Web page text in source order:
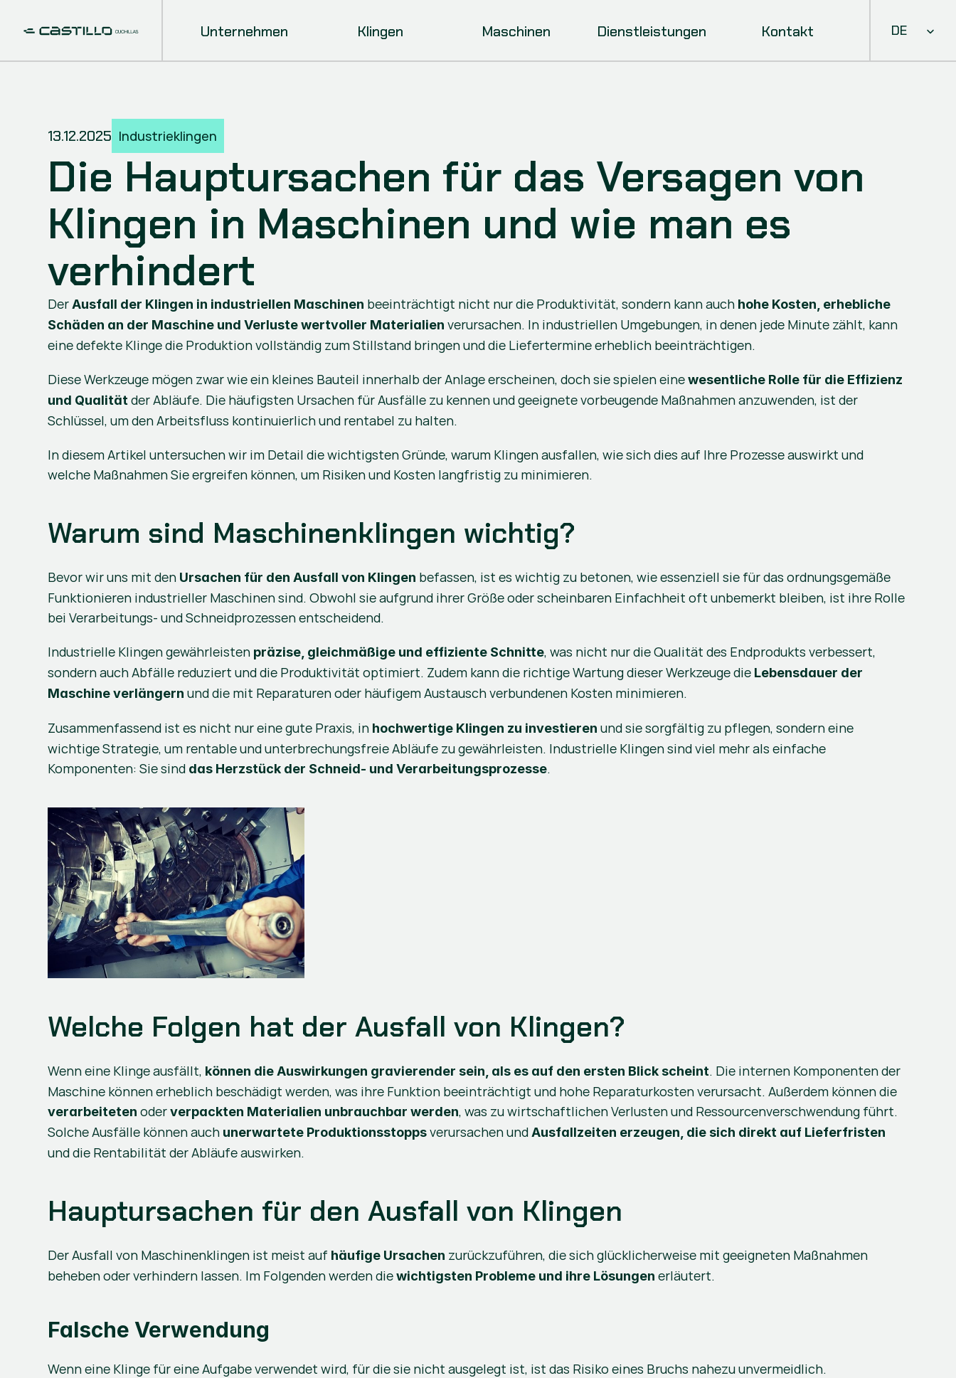
Unternehmen Klingen Maschinen Dienstleistungen Kontakt Select
DE
13.12.2025 Industrieklingen
Die Hauptursachen für das Versagen von
Klingen in Maschinen und wie man es
verhindert
Der Ausfall der Klingen in industriellen Maschinen beeinträchtigt nicht nur die Produktivität, sondern kann auch hohe Kosten, erhebliche
Schäden an der Maschine und Verluste wertvoller Materialien verursachen. In industriellen Umgebungen, in denen jede Minute zählt, kann
eine defekte Klinge die Produktion vollständig zum Stillstand bringen und die Liefertermine erheblich beeinträchtigen.
Diese Werkzeuge mögen zwar wie ein kleines Bauteil innerhalb der Anlage erscheinen, doch sie spielen eine wesentliche Rolle für die Effizienz
und Qualität der Abläufe. Die häufigsten Ursachen für Ausfälle zu kennen und geeignete vorbeugende Maßnahmen anzuwenden, ist der
Schlüssel, um den Arbeitsfluss kontinuierlich und rentabel zu halten.
In diesem Artikel untersuchen wir im Detail die wichtigsten Gründe, warum Klingen ausfallen, wie sich dies auf Ihre Prozesse auswirkt und
welche Maßnahmen Sie ergreifen können, um Risiken und Kosten langfristig zu minimieren.
Warum sind Maschinenklingen wichtig?
Bevor wir uns mit den Ursachen für den Ausfall von Klingen befassen, ist es wichtig zu betonen, wie essenziell sie für das ordnungsgemäße
Funktionieren industrieller Maschinen sind. Obwohl sie aufgrund ihrer Größe oder scheinbaren Einfachheit oft unbemerkt bleiben, ist ihre Rolle
bei Verarbeitungs- und Schneidprozessen entscheidend.
Industrielle Klingen gewährleisten präzise, gleichmäßige und effiziente Schnitte, was nicht nur die Qualität des Endprodukts verbessert,
sondern auch Abfälle reduziert und die Produktivität optimiert. Zudem kann die richtige Wartung dieser Werkzeuge die Lebensdauer der
Maschine verlängern und die mit Reparaturen oder häufigem Austausch verbundenen Kosten minimieren.
Zusammenfassend ist es nicht nur eine gute Praxis, in hochwertige Klingen zu investieren und sie sorgfältig zu pflegen, sondern eine
wichtige Strategie, um rentable und unterbrechungsfreie Abläufe zu gewährleisten. Industrielle Klingen sind viel mehr als einfache
Komponenten: Sie sind das Herzstück der Schneid- und Verarbeitungsprozesse.
Welche Folgen hat der Ausfall von Klingen?
Wenn eine Klinge ausfällt, können die Auswirkungen gravierender sein, als es auf den ersten Blick scheint. Die internen Komponenten der
verarbeiteten oder verpackten Materialien unbrauchbar werden, was zu wirtschaftlichen Verlusten und Ressourcenverschwendung führt.
Solche Ausfälle können auch unerwartete Produktionsstopps verursachen und Ausfallzeiten erzeugen, die sich direkt auf Lieferfristen
und die Rentabilität der Abläufe auswirken.
Hauptursachen für den Ausfall von Klingen
Der Ausfall von Maschinenklingen ist meist auf häufige Ursachen zurückzuführen, die sich glücklicherweise mit geeigneten Maßnahmen
beheben oder verhindern lassen. Im Folgenden werden die wichtigsten Probleme und ihre Lösungen erläutert.
Falsche Verwendung
Wenn eine Klinge für eine Aufgabe verwendet wird, für die sie nicht ausgelegt ist, ist das Risiko eines Bruchs nahezu unvermeidlich.